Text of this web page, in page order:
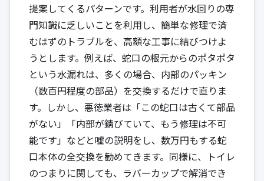
提案してくるパターンです。利用者が水回りの専
門知識に乏しいことを利用し、簡単な修理で済
むはずのトラブルを、高額な工事に結びつけよ
うとします。例えば、蛇口の根元からのポタポタ
という水漏れは、多くの場合、内部のパッキン
（数百円程度の部品）を交換するだけで直りま
す。しかし、悪徳業者は「この蛇口は古くて部品
がない」「内部が錆びていて、もう修理は不可
能です」などと嘘の説明をし、数万円もする蛇
口本体の全交換を勧めてきます。同様に、トイレ
のつまりに関しても、ラバーカップで解消でき